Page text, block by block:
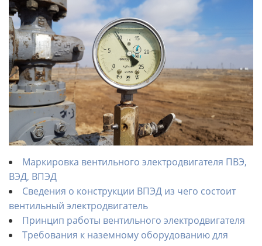
Маркировка вентильного электродвигателя ПВЭ,
ВЭД, ВПЭД
Сведения о конструкции ВПЭД из чего состоит
вентильный электродвигатель
Принцип работы вентильного электродвигателя
Требования к наземному оборудованию для